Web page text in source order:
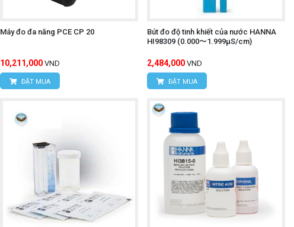
Máy đo đa năng PCE CP 20
10,211,000 VND
ĐẶT MUA
Bút đo độ tinh khiết của nước HANNA
HI98309 (0.000〜1.999μS/cm)
2,484,000 VND
ĐẶT MUA